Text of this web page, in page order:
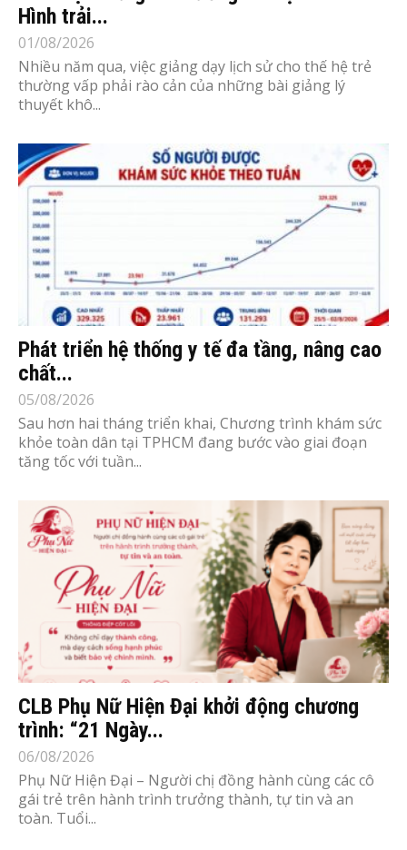
Hình trải...
01/08/2026
Nhiều năm qua, việc giảng dạy lịch sử cho thế hệ trẻ
thường vấp phải rào cản của những bài giảng lý
thuyết khô...
Phát triển hệ thống y tế đa tầng, nâng cao
chất...
05/08/2026
Sau hơn hai tháng triển khai, Chương trình khám sức
khỏe toàn dân tại TPHCM đang bước vào giai đoạn
tăng tốc với tuần...
CLB Phụ Nữ Hiện Đại khởi động chương
trình: “21 Ngày...
06/08/2026
Phụ Nữ Hiện Đại – Người chị đồng hành cùng các cô
gái trẻ trên hành trình trưởng thành, tự tin và an
toàn. Tuổi...